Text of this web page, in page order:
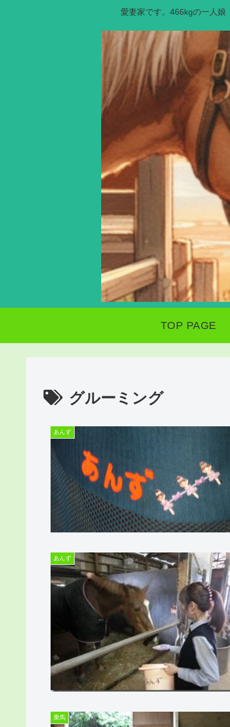
愛妻家です。466kgの一人娘
TOP PAGE
グルーミング
あんず
あんず
乗馬